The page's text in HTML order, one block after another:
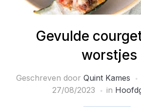
Gevulde
worstjes
Geschreven door Quint Kames
27/08/2023
in